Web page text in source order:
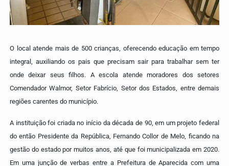
O local atende mais de 500 crianças, oferecendo educação em tempo
integral, auxiliando os pais que precisam sair para trabalhar sem ter
onde deixar seus filhos. A escola atende moradores dos setores
Comendador Walmor, Setor Fabrício, Setor dos Estados, entre demais
regiões carentes do município.
A instituição foi criada no início da década de 90, em um projeto federal
do então Presidente da República, Fernando Collor de Melo, ficando na
gestão do estado por muitos anos, até que foi municipalizada em 2020.
Em uma junção de verbas entre a Prefeitura de Aparecida com uma